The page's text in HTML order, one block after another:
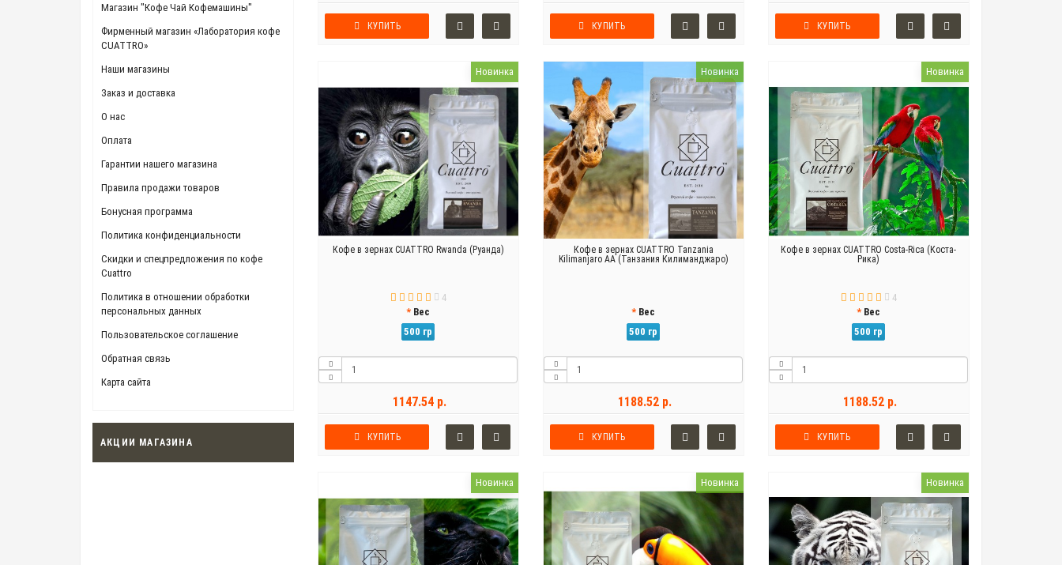
Магазин "Кофе Чай Кофемашины"
Фирменный магазин «Лаборатория кофе
CUATTRO»
Наши магазины
Заказ и доставка
О нас
Оплата
Гарантии нашего магазина
Правила продажи товаров
Бонусная программа
Политика конфиденциальности
Скидки и спецпредложения по кофе
Cuattro
Политика в отношении обработки
персональных данных
Пользовательское соглашение
Обратная связь
Карта сайта
АКЦИИ МАГАЗИНА
КУПИТЬ КУПИТЬ КУПИТЬ
Новинка
Кофе в зернах CUATTRO Rwanda (Руанда)
4
Вес
500 гр
1147.54 р.
КУПИТЬ
Новинка
Кофе в зернах CUATTRO Tanzania
Kilimanjaro AA (Танзания Килиманджаро)
Вес
500 гр
1188.52 р.
КУПИТЬ
Новинка
Кофе в зернах CUATTRO Costa-Rica (Коста-
Рика)
4
Вес
500 гр
1188.52 р.
КУПИТЬ
Новинка Новинка Новинка